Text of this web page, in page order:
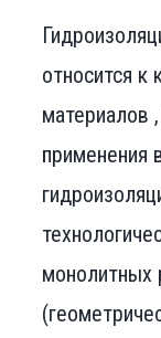
относится к
материалов
применения
монолитных